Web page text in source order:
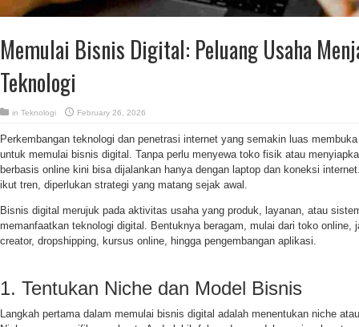
Memulai Bisnis Digital: Peluang Usaha
Teknologi
in Teknologi February 26, 2026
Perkembangan teknologi dan penetrasi internet yang semakin luas
untuk memulai bisnis digital. Tanpa perlu menyewa toko fisik atau
berbasis online kini bisa dijalankan hanya dengan laptop dan koneksi
ikut tren, diperlukan strategi yang matang sejak awal.
Bisnis digital merujuk pada aktivitas usaha yang produk, layanan, atau
memanfaatkan teknologi digital. Bentuknya beragam, mulai dari toko online,
creator, dropshipping, kursus online, hingga pengembangan aplikasi.
1. Tentukan Niche dan Model Bisnis
Langkah pertama dalam memulai bisnis digital adalah menentukan niche